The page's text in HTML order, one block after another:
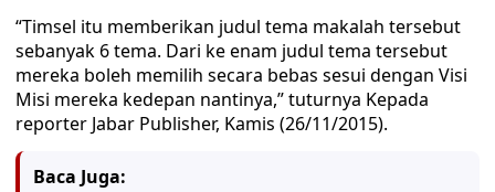
“Timsel itu memberikan judul tema makalah tersebut
sebanyak 6 tema. Dari ke enam judul tema tersebut
mereka boleh memilih secara bebas sesui dengan Visi
Misi mereka kedepan nantinya,” tuturnya Kepada
reporter Jabar Publisher, Kamis (26/11/2015).
Baca Juga: